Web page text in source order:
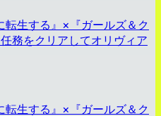
転生する』×『ガールズ＆ク
務をクリアしてオリヴィア
転生する』×『ガールズ＆ク